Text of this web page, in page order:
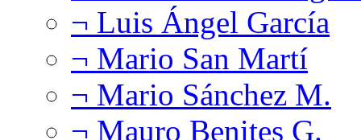
¬ Luis Ángel García
¬ Mario San Martí
¬ Mario Sánchez M.
¬ Mauro Benites G.